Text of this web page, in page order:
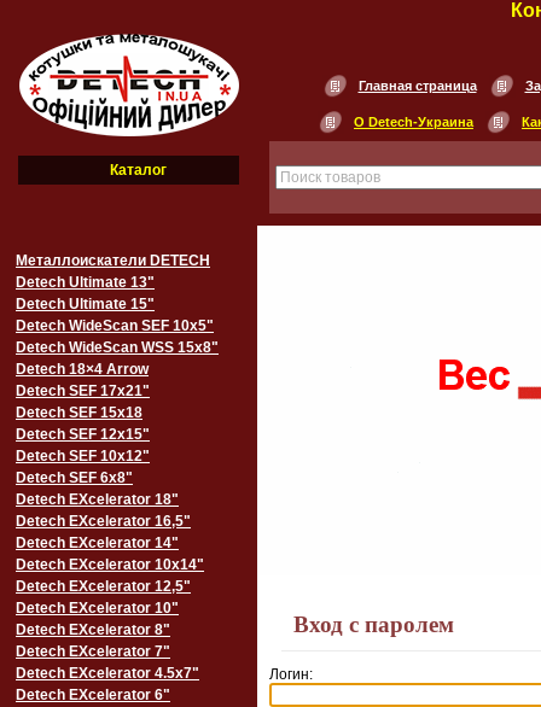
Каталог
Главная страница
О Detech-Украина
Металлоискатели DETECH
Detech Ultimate 13"
Detech Ultimate 15"
Detech WideScan SEF 10х5"
Detech WideScan WSS 15х8"
Detech 18×4 Arrow
Detech SEF 17х21"
Detech SEF 15х18
Detech SEF 12х15"
Detech SEF 10х12"
Detech SEF 6х8"
Detech EXcelerator 18"
Detech EXcelerator 16,5"
Detech EXcelerator 14"
Detech EXcelerator 10x14"
Detech EXcelerator 12,5"
Detech EXcelerator 10"
Detech EXcelerator 8"
Detech EXcelerator 7"
Detech EXcelerator 4.5x7"
Detech EXcelerator 6"
Вход с паролем
Логин: